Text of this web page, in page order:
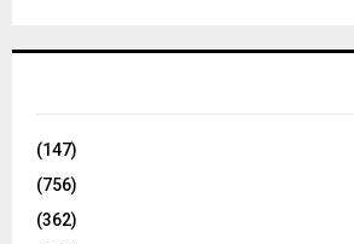
(147)
(756)
(362)